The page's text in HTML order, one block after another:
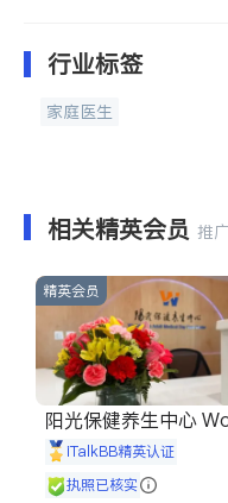
行业标签
家庭医生
相关精英会员 推
精英会员
阳光保健养生中心
shine
iTalkBB精英认证
执照已核实